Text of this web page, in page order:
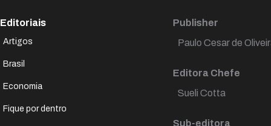
Editoriais
Artigos
Brasil
Economia
Fique por dentro
Publisher
Paulo Cesar de
Editora Chefe
Sueli Cotta
Sub-editora